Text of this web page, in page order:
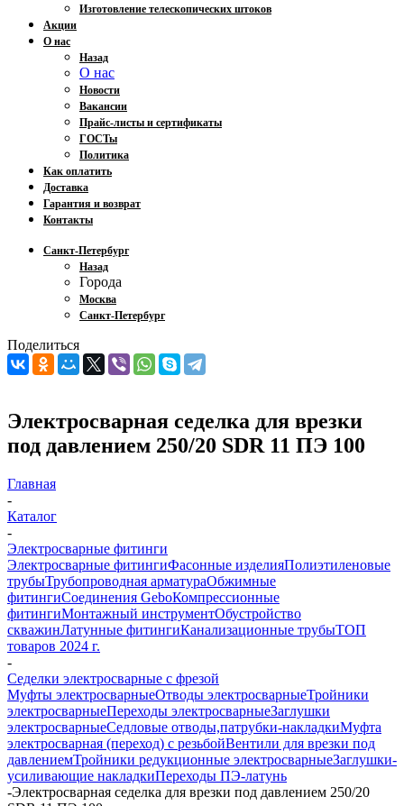
Изготовление телескопических штоков
Акции
О нас
Назад
О нас
Новости
Вакансии
Прайс-листы и сертификаты
ГОСТы
Политика
Как оплатить
Доставка
Гарантия и возврат
Контакты
Санкт-Петербург
Назад
Города
Москва
Санкт-Петербург
Поделиться
Электросварная седелка для врезки
под давлением 250/20 SDR 11 ПЭ 100
Главная
-
Каталог
-
Электросварные фитинги
Электросварные фитингиФасонные изделияПолиэтиленовые
трубыТрубопроводная арматураОбжимные
фитингиСоединения GeboКомпрессионные
фитингиМонтажный инструментОбустройство
скважинЛатунные фитингиКанализационные трубыТОП
товаров 2024 г.
-
Седелки электросварные с фрезой
Муфты электросварныеОтводы электросварныеТройники
электросварныеПереходы электросварныеЗаглушки
электросварныеСедловые отводы,патрубки-накладкиМуфта
электросварная (переход) с резьбойВентили для врезки под
давлениемТройники редукционные электросварныеЗаглушки-
усиливающие накладкиПереходы ПЭ-латунь
-Электросварная седелка для врезки под давлением 250/20